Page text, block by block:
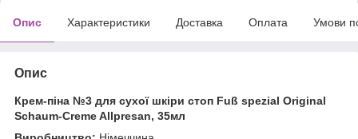
Опис Характеристики Доставка Оплата Умови
Опис
Крем-піна №3 для сухої шкіри стоп Fuß spezial Original
Schaum-Creme Allpresan, 35мл